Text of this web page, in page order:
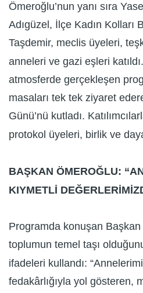
Ömeroğlu’nun yanı sıra
Adıgüzel, İlçe Kadın Kolları
Taşdemir, meclis üyeleri,
anneleri ve gazi eşleri
atmosferde gerçekleşen
masaları tek tek ziyaret
Günü’nü kutladı.
protokol üyeleri, birlik ve
BAŞKAN ÖMEROĞLU:
KIYMETLİ
Programda konuşan
toplumun temel taşı
ifadeleri kullandı:
fedakârlığıyla yol gösteren,